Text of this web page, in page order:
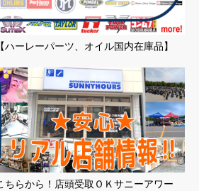
ハーレーパーツ、オイル国内在庫品】
ちらから！店頭受取ＯＫサニーアワー